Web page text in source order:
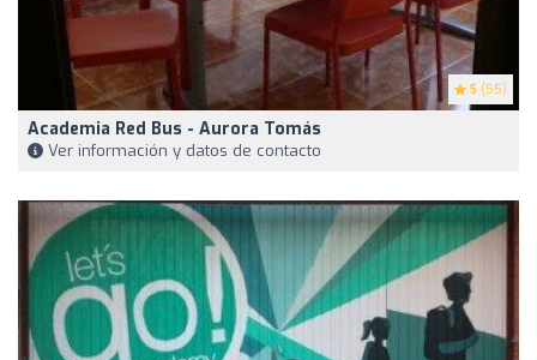
5 (55)
Academia Red Bus - Aurora Tomás
Ver información y datos de contacto